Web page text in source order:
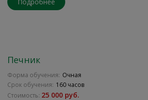
Печник
Форма обучения: Очная
Срок обучения: 160 часов
Стоимость: 25 000 руб.